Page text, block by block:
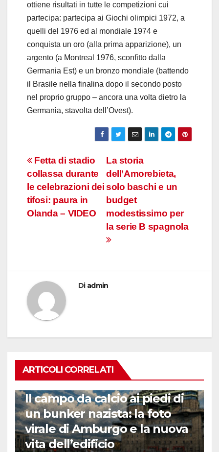
ottiene risultati in tutte le competizioni cui
partecipa: partecipa ai Giochi olimpici 1972, a
quelli del 1976 ed al mondiale 1974 e
conquista un oro (alla prima apparizione), un
argento (a Montreal 1976, sconfitto dalla
Germania Est) e un bronzo mondiale (battendo
il Brasile nella finalina dopo il secondo posto
nel proprio gruppo – ancora una volta dietro la
Germania, stavolta dell’Ovest).
Navigazione
articoli
La storia
dell’Amorebieta,
solo baschi e un
budget
modestissimo per
la serie B spagnola
Fetta di stadio
collassa durante
le celebrazioni dei
tifosi: paura in
Olanda – VIDEO
Di admin
ARTICOLI CORRELATI
Il campo da calcio ai piedi di
un bunker nazista: la foto
virale di Amburgo e la nuova
vita dell’edificio